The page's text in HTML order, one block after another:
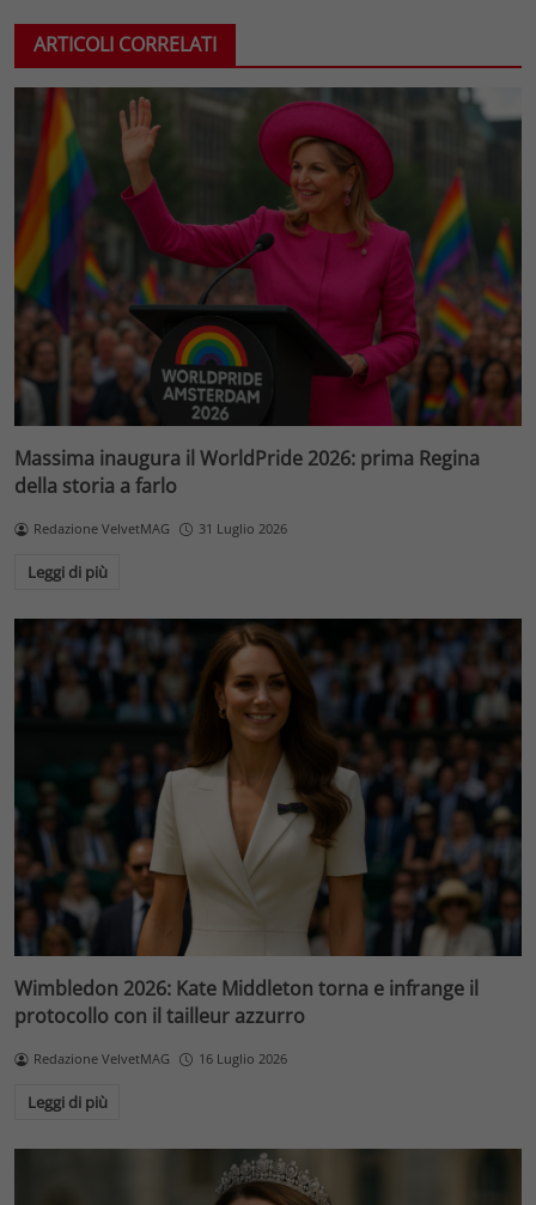
ARTICOLI CORRELATI
Massima inaugura il WorldPride 2026: prima Regina
della storia a farlo
Redazione VelvetMAG 31 Luglio 2026
Leggi di più
Wimbledon 2026: Kate Middleton torna e infrange il
protocollo con il tailleur azzurro
Redazione VelvetMAG 16 Luglio 2026
Leggi di più